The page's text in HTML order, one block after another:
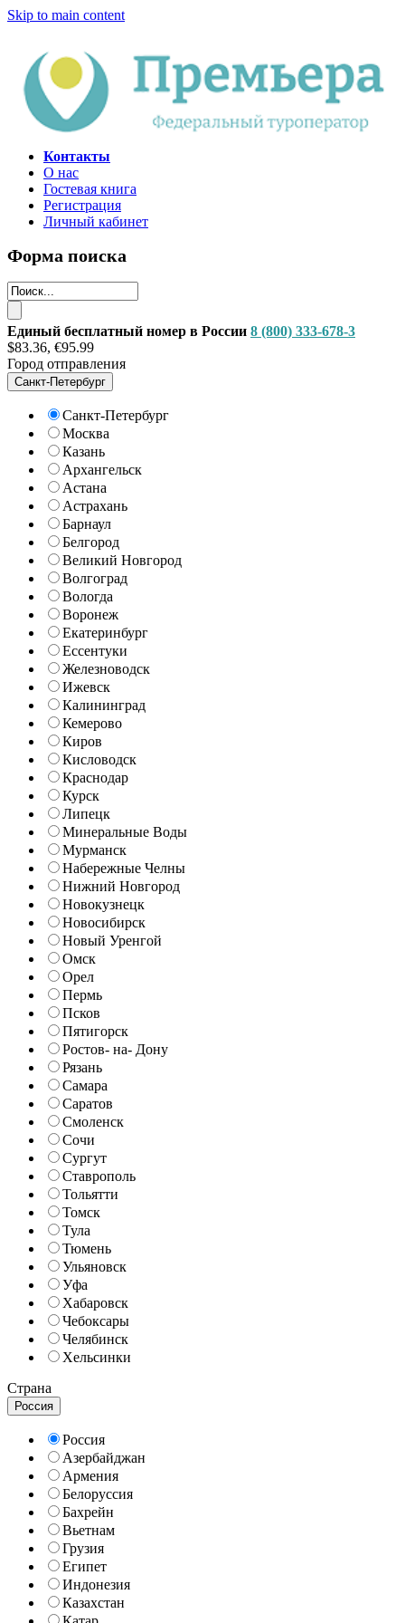
Skip to main content
Контакты
О нас
Гостевая книга
Регистрация
Личный кабинет
Форма поиска
Единый бесплатный номер в России 8 (800) 333-678-3
$83.36, €95.99
Город отправления
Санкт-Петербург
Санкт-Петербург
Москва
Казань
Архангельск
Астана
Астрахань
Барнаул
Белгород
Великий Новгород
Волгоград
Вологда
Воронеж
Екатеринбург
Ессентуки
Железноводск
Ижевск
Калининград
Кемерово
Киров
Кисловодск
Краснодар
Курск
Липецк
Минеральные Воды
Мурманск
Набережные Челны
Нижний Новгород
Новокузнецк
Новосибирск
Новый Уренгой
Омск
Орел
Пермь
Псков
Пятигорск
Ростов- на- Дону
Рязань
Самара
Саратов
Смоленск
Сочи
Сургут
Ставрополь
Тольятти
Томск
Тула
Тюмень
Ульяновск
Уфа
Хабаровск
Чебоксары
Челябинск
Хельсинки
Страна
Россия
Россия
Азербайджан
Армения
Белоруссия
Бахрейн
Вьетнам
Грузия
Египет
Индонезия
Казахстан